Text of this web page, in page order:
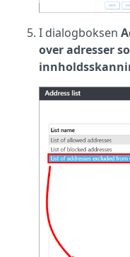
I dialogboksen
over adresser